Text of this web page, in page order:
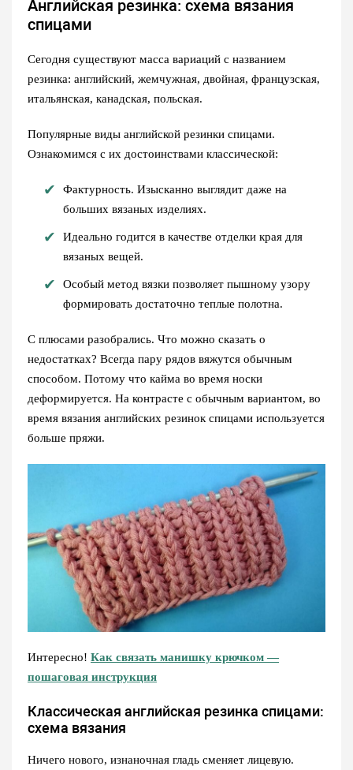
Английская резинка: схема вязания
спицами
Сегодня существуют масса вариаций с названием
резинка: английский, жемчужная, двойная, французская,
итальянская, канадская, польская.
Популярные виды английской резинки спицами.
Ознакомимся с их достоинствами классической:
Фактурность. Изысканно выглядит даже на
больших вязаных изделиях.
Идеально годится в качестве отделки края для
вязаных вещей.
Особый метод вязки позволяет пышному узору
формировать достаточно теплые полотна.
С плюсами разобрались. Что можно сказать о
недостатках? Всегда пару рядов вяжутся обычным
способом. Потому что кайма во время носки
деформируется. На контрасте с обычным вариантом, во
время вязания английских резинок спицами используется
больше пряжи.
Интересно! Как связать манишку крючком —
пошаговая инструкция
Классическая английская резинка спицами:
схема вязания
Ничего нового, изнаночная гладь сменяет лицевую.